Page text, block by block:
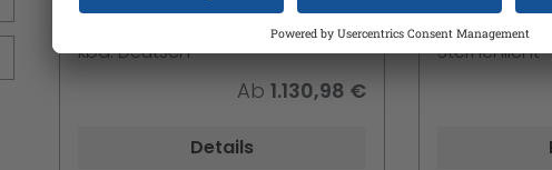
Bluetooth 6.0 - Wi-Fi 7 - Silber -
kbd: Deutsch
Ab 1.130,98 €
Details
Bluetooth 6.0
Sternenlicht